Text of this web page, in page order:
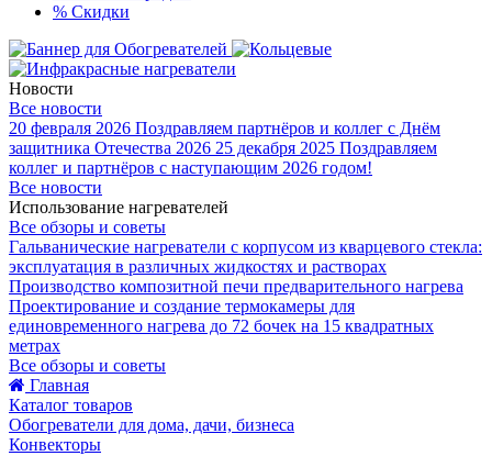
% Скидки
Новости
Все новости
20 февраля 2026 Поздравляем партнёров и коллег с Днём
защитника Отечества 2026 25 декабря 2025 Поздравляем
коллег и партнёров с наступающим 2026 годом!
Все новости
Использование нагревателей
Все обзоры и советы
Гальванические нагреватели с корпусом из кварцевого стекла:
эксплуатация в различных жидкостях и растворах
Производство композитной печи предварительного нагрева
Проектирование и создание термокамеры для
единовременного нагрева до 72 бочек на 15 квадратных
метрах
Все обзоры и советы
Главная
Каталог товаров
Обогреватели для дома, дачи, бизнеса
Конвекторы